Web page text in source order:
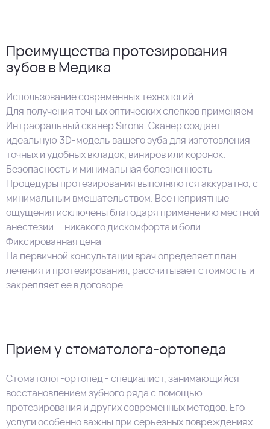
Преимущества протезирования
зубов в Медика
Использование современных технологий
Для получения точных оптических слепков применяем
Интраоральный сканер Sirona. Сканер создает
идеальную 3D-модель вашего зуба для изготовления
точных и удобных вкладок, виниров или коронок.
Безопасность и минимальная болезненность
Процедуры протезирования выполняются аккуратно, с
минимальным вмешательством. Все неприятные
ощущения исключены благодаря применению местной
анестезии — никакого дискомфорта и боли.
Фиксированная цена
На первичной консультации врач определяет план
лечения и протезирования, рассчитывает стоимость и
закрепляет ее в договоре.
Прием у стоматолога-ортопеда
Стоматолог-ортопед - специалист, занимающийся
восстановлением зубного ряда с помощью
протезирования и других современных методов. Его
услуги особенно важны при серьезных повреждениях